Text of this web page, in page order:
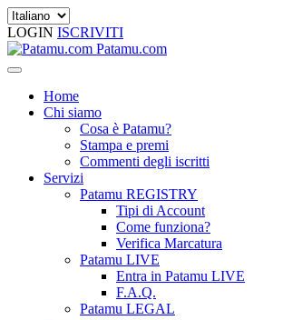
LOGIN ISCRIVITI
Patamu.com
Home
Chi siamo
Cosa è Patamu?
Stampa e premi
Commenti degli iscritti
Servizi
Patamu REGISTRY
Tipi di Account
Come funziona?
Verifica Marcatura
Patamu LIVE
Entra in Patamu LIVE
F.A.Q.
Patamu LEGAL